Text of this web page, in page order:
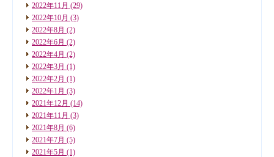
2022年11月 (29)
2022年10月 (3)
2022年8月 (2)
2022年6月 (2)
2022年4月 (2)
2022年3月 (1)
2022年2月 (1)
2022年1月 (3)
2021年12月 (14)
2021年11月 (3)
2021年8月 (6)
2021年7月 (5)
2021年5月 (1)